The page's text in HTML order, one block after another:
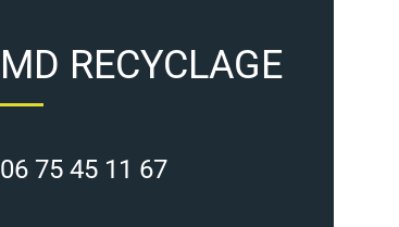
MD RECYCLAGE
06 75 45 11 67